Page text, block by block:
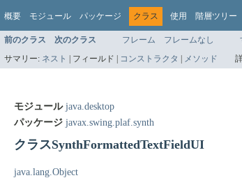
概要 モジュール パッケージ クラス 使用 階層ツリー
前のクラス 次のクラス フレーム フレームなし
サマリー: ネスト | フィールド | コンストラクタ | メソッド
モジュール java.desktop
パッケージ javax.swing.plaf.synth
クラスSynthFormattedTextFieldUI
java.lang.Object